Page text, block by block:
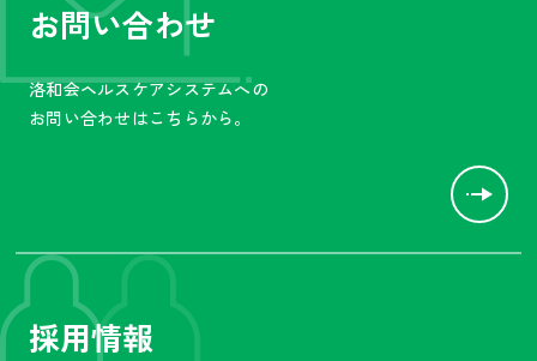
お問い合わせ
洛和会ヘルスケアシステムへの
お問い合わせはこちらから。
採用情報